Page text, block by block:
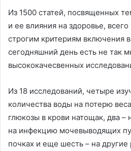
Из 1500 статей, посвященных
и ее влияния на здоровье, всего
строгим критериям включения
сегодняшний день есть не так
высококачесвенных
Из 18 исследований, четыре
количества воды на потерю
глюкозы в крови натощак, два –
на инфекцию мочевыводящих
почках и еще шесть – на другие